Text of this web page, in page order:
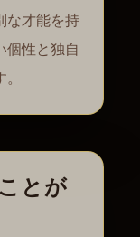
な才能を持
個性と独自
とが